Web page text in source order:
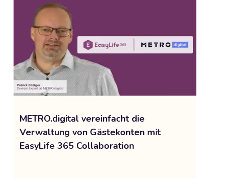
METRO.digital vereinfacht die
Verwaltung von Gästekonten mit
EasyLife 365 Collaboration